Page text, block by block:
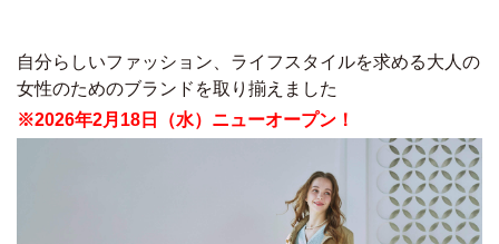
自分らしいファッション、ライフスタイルを求める大人の
女性のためのブランドを取り揃えました
※2026年2月18日（水）ニューオープン！